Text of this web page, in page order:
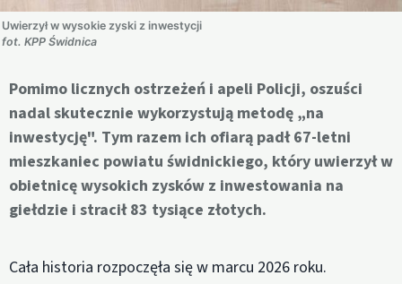
Uwierzył w wysokie zyski z inwestycji
fot. KPP Świdnica
Pomimo licznych ostrzeżeń i apeli Policji, oszuści
nadal skutecznie wykorzystują metodę „na
inwestycję". Tym razem ich ofiarą padł 67-letni
mieszkaniec powiatu świdnickiego, który uwierzył w
obietnicę wysokich zysków z inwestowania na
giełdzie i stracił 83 tysiące złotych.
Cała historia rozpoczęła się w marcu 2026 roku.